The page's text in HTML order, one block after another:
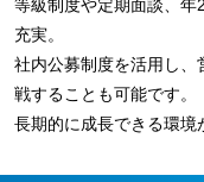
等級制度や定期面談、年
充実。
社内公募制度を活用し
戦することも可能です。
長期的に成長できる環境